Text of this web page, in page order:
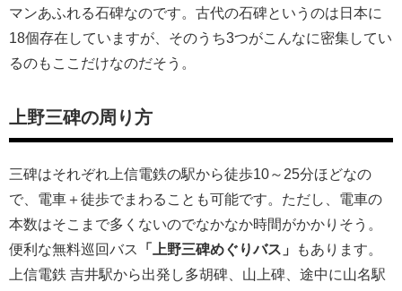
マンあふれる石碑なのです。 古代の石碑というのは日本に
18個存在していますが、そのうち3つがこんなに密集してい
るのもここだけなのだそう。
上野三碑の周り方
三碑はそれぞれ上信電鉄の駅から徒歩10～25分ほどなの
で、電車＋徒歩でまわることも可能です。ただし、電車の
本数はそこまで多くないのでなかなか時間がかかりそう。
便利な無料巡回バス
「上野三碑めぐりバス」
もあります。
上信電鉄 吉井駅から出発し多胡碑、山上碑、途中に山名駅